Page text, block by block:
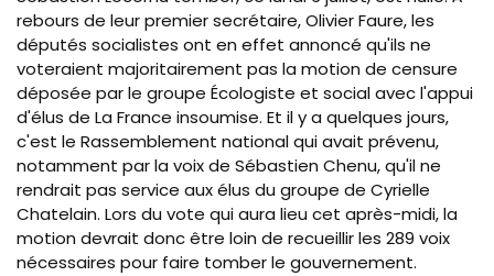
rebours de leur premier secrétaire, Olivier Faure, les
députés socialistes ont en effet annoncé qu'ils ne
voteraient majoritairement pas la motion de censure
déposée par le groupe Écologiste et social avec l'appui
d'élus de La France insoumise. Et il y a quelques jours,
c'est le Rassemblement national qui avait prévenu,
notamment par la voix de Sébastien Chenu, qu'il ne
rendrait pas service aux élus du groupe de Cyrielle
Chatelain. Lors du vote qui aura lieu cet après-midi, la
motion devrait donc être loin de recueillir les 289 voix
nécessaires pour faire tomber le gouvernement.